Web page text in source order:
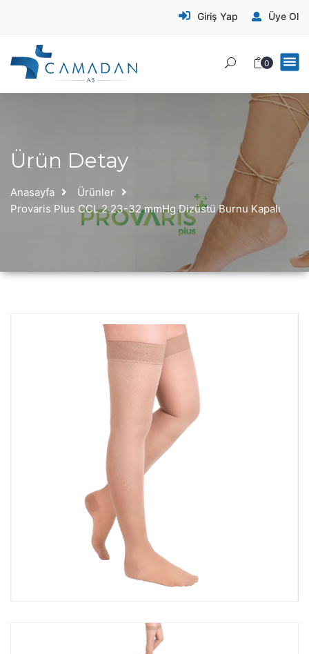
Giriş Yap Üye Ol
0
Ürün Detay
Anasayfa
Ürünler
Provaris Plus CCL 2 23-32 mmHg Dizüstü Burnu Kapalı